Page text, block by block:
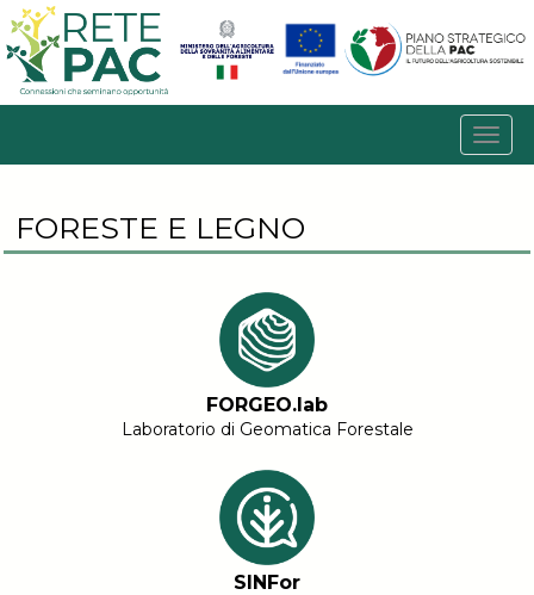
FORESTE E LEGNO
FORGEO.lab
Laboratorio di Geomatica Forestale
SINFor